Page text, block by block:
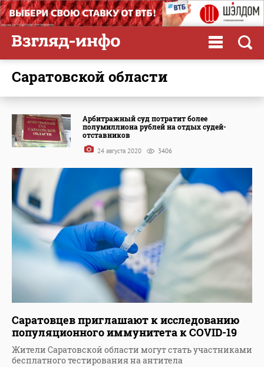
Саратовской области
Арбитражный суд потратит более
полумиллиона рублей на отдых судей-
отставников
24 августа 2020 3406
Саратовцев приглашают к исследованию
популяционного иммунитета к COVID-19
Жители Саратовской области могут стать участниками
бесплатного тестирования на антитела